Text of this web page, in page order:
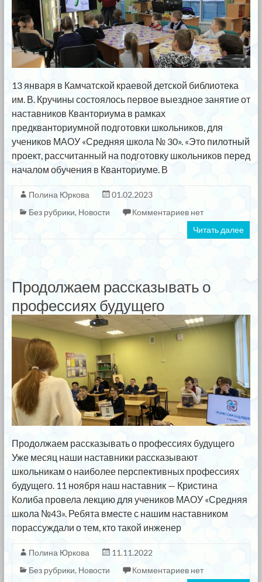
13 января в Камчатской краевой детской библиотека
им. В. Кручины состоялось первое выездное занятие от
наставников Кванториума в рамках
предкванториумной подготовки школьников, для
учеников МАОУ «Средняя школа № 30». «Это пилотный
проект, рассчитанный на подготовку школьников перед
началом обучения в Кванториуме. В
Полина Юркова
01.02.2023
Без рубрики, Новости
Комментариев нет
Читать далее
Продолжаем рассказывать о
профессиях будущего
Продолжаем рассказывать о профессиях будущего
Уже месяц наши наставники рассказывают
школьникам о наиболее перспективных профессиях
будущего. 11 ноября наш наставник — Кристина
Колиба провела лекцию для учеников МАОУ «Средняя
школа №43». Ребята вместе с нашим наставником
порассуждали о тем, кто такой инженер
Полина Юркова
11.11.2022
Без рубрики, Новости Комментариев нет